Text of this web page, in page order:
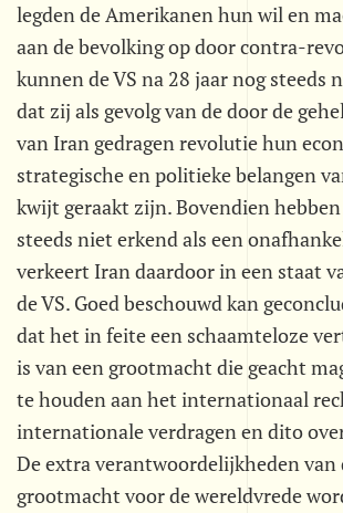
legden de Amerikanen hun wil en
aan de bevolking op door contra-
kunnen de VS na 28 jaar nog steeds
dat zij als gevolg van de door de
van Iran gedragen revolutie hun
strategische en politieke belangen
kwijt geraakt zijn. Bovendien
steeds niet erkend als een
verkeert Iran daardoor in een staat
de VS. Goed beschouwd kan
dat het in feite een schaamteloze
is van een grootmacht die geacht
te houden aan het internationaal
internationale verdragen en dito
De extra verantwoordelijkheden van
grootmacht voor de wereldvrede